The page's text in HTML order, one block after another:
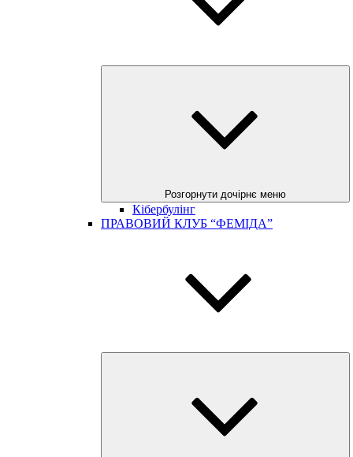
Розгорнути дочірнє меню
Кібербулінг
ПРАВОВИЙ КЛУБ “ФЕМІДА”